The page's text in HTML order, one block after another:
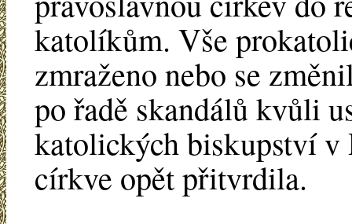
katolíkům. Vše
zmraženo nebo se
po řadě skandálů kvůli
katolických biskupství v
církve opět přitvrdila.